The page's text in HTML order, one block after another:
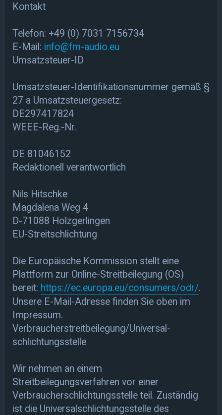
Kontakt
Telefon: +49 (0) 7031 7156734
E-Mail: info@fm-audio.eu
Umsatzsteuer-ID
Umsatzsteuer-Identifikationsnummer gemäß §
27 a Umsatzsteuergesetz:
DE297417824
WEEE-Reg.-Nr.
DE 81046152
Redaktionell verantwortlich
Nils Hitschke
Magdalena Weg 4
D-71088 Holzgerlingen
EU-Streitschlichtung
Die Europäische Kommission stellt eine
Plattform zur Online-Streitbeilegung (OS)
bereit: https://ec.europa.eu/consumers/odr/.
Unsere E-Mail-Adresse finden Sie oben im
Impressum.
Verbraucher­streit­beilegung/Universal­
schlichtungs­stelle
Wir nehmen an einem
Streitbeilegungsverfahren vor einer
Verbraucherschlichtungsstelle teil. Zuständig
ist die Universalschlichtungsstelle des